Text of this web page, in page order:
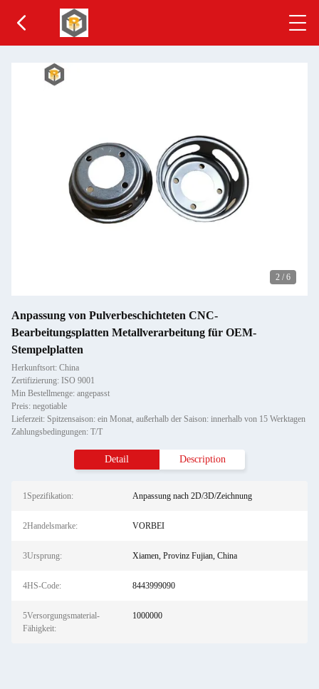
2 / 6
Anpassung von Pulverbeschichteten CNC-
Bearbeitungsplatten Metallverarbeitung für OEM-
Stempelplatten
Herkunftsort: China
Zertifizierung: ISO 9001
Min Bestellmenge: angepasst
Preis: negotiable
Lieferzeit: Spitzensaison: ein Monat, außerhalb der Saison: innerhalb von 15 Werktagen
Zahlungsbedingungen: T/T
Detail Description
1Spezifikation: Anpassung nach 2D/3D/Zeichnung
2Handelsmarke: VORBEI
3Ursprung: Xiamen, Provinz Fujian, China
4HS-Code: 8443999090
5Versorgungsmaterial-
Fähigkeit:
1000000